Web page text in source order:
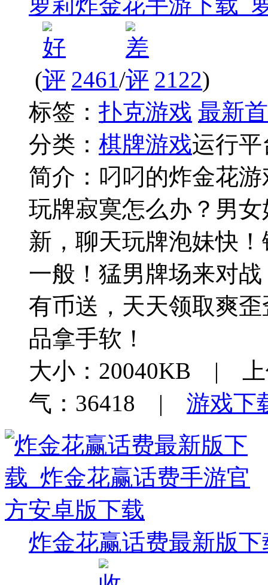
萝莉炸金花手游下载_
( 2461/ 2122)
标签： 扑克游戏 最新
分类： 棋牌游戏运行平
简介： 叼叼的炸金花
玩牌寂寞怎么办？男
新，聊天玩牌泡妹快
一般！猛男牌场来对
有币送，天天领取爽
品拿手软！
大小：20040KB |
气：36418 | 游戏下
炸金花赢话费最新版